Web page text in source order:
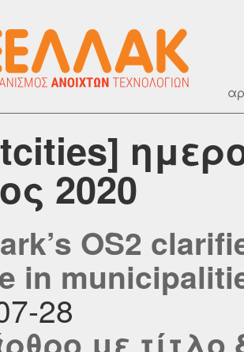
2020
OS2
in
28